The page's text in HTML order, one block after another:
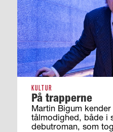
KULTUR
På trapperne
Martin Bigum
tålmodighed, både i
debutroman, som